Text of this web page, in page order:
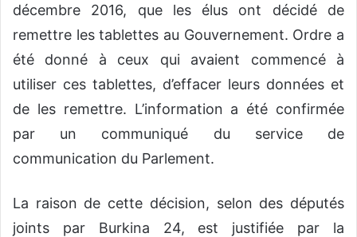
décembre 2016, que les élus ont décidé de
remettre les tablettes au Gouvernement. Ordre a
été donné à ceux qui avaient commencé à
utiliser ces tablettes, d’effacer leurs données et
de les remettre. L’information a été confirmée
par un communiqué du service de
communication du Parlement.
La raison de cette décision, selon des députés
joints par Burkina 24, est justifiée par la